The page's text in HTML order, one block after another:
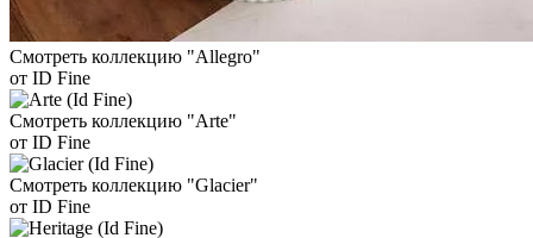
Смотреть коллекцию "Allegro"
от ID Fine
Смотреть коллекцию "Arte"
от ID Fine
Смотреть коллекцию "Glacier"
от ID Fine